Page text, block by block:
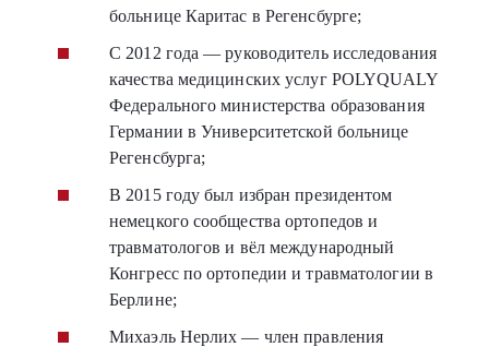
больнице Каритас в Регенсбурге;
С 2012 года — руководитель исследования
качества медицинских услуг POLYQUALY
Федерального министерства образования
Германии в Университетской больнице
Регенсбурга;
В 2015 году был избран президентом
немецкого сообщества ортопедов и
травматологов и вёл международный
Конгресс по ортопедии и травматологии в
Берлине;
Михаэль Нерлих — член правления